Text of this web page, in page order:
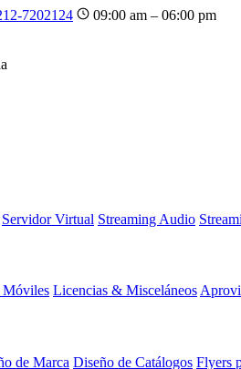
7202124 09:00 am – 06:00 pm
Servidor Virtual Streaming Audio
Móviles Licencias & Misceláneos
de Marca Diseño de Catálogos Flyers